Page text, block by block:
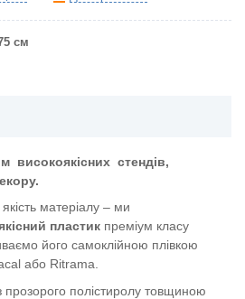
см
високоякісних стендів,
матеріалу – ми
пластик преміум класу
його самоклійною плівкою
або Ritrama.
прозорого полістиролу товщиною